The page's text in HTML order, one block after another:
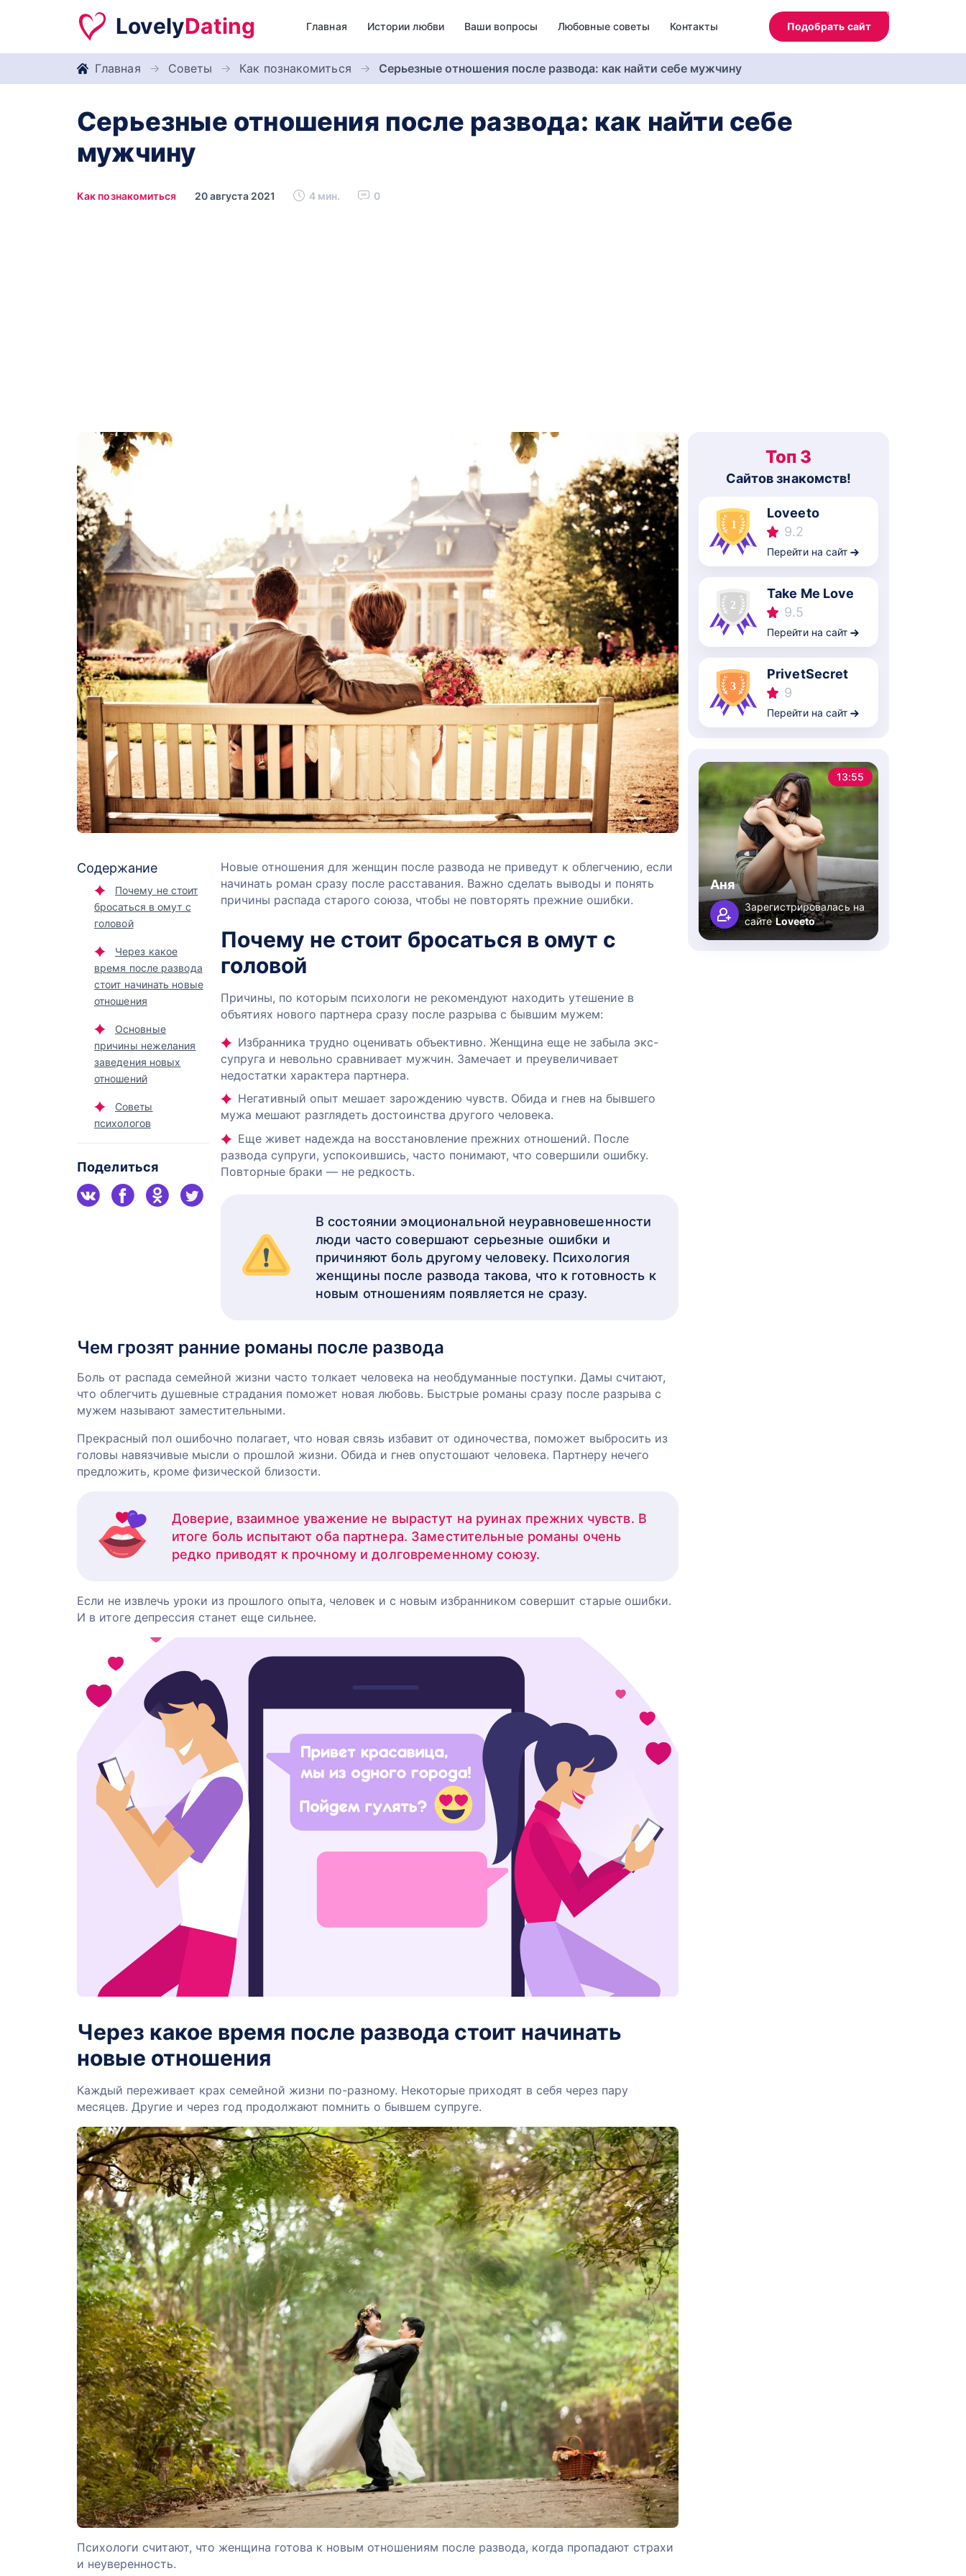
LovelyDating Главная Истории любви Ваши вопросы Любовные советы Контакты Подобрать сайт
Главная Советы Как познакомиться Серьезные отношения после развода: как найти себе мужчину
Серьезные отношения после развода: как найти себе
мужчину
Как познакомиться 20 августа 2021 4 мин. 0
Содержание
Почему не стоит
бросаться в омут с
головой
Через какое
время после развода
стоит начинать новые
отношения
Основные
причины нежелания
заведения новых
отношений
Советы
психологов
Поделиться
Новые отношения для женщин после развода не приведут к облегчению, если
начинать роман сразу после расставания. Важно сделать выводы и понять
причины распада старого союза, чтобы не повторять прежние ошибки.
Почему не стоит бросаться в омут с
головой
Причины, по которым психологи не рекомендуют находить утешение в
объятиях нового партнера сразу после разрыва с бывшим мужем:
Избранника трудно оценивать объективно. Женщина еще не забыла экс-
супруга и невольно сравнивает мужчин. Замечает и преувеличивает
недостатки характера партнера.
Негативный опыт мешает зарождению чувств. Обида и гнев на бывшего
мужа мешают разглядеть достоинства другого человека.
Еще живет надежда на восстановление прежних отношений. После
развода супруги, успокоившись, часто понимают, что совершили ошибку.
Повторные браки — не редкость.
В состоянии эмоциональной неуравновешенности
люди часто совершают серьезные ошибки и
причиняют боль другому человеку. Психология
женщины после развода такова, что к готовность к
новым отношениям появляется не сразу.
Чем грозят ранние романы после развода
Боль от распада семейной жизни часто толкает человека на необдуманные поступки. Дамы считают,
что облегчить душевные страдания поможет новая любовь. Быстрые романы сразу после разрыва с
мужем называют заместительными.
Прекрасный пол ошибочно полагает, что новая связь избавит от одиночества, поможет выбросить из
головы навязчивые мысли о прошлой жизни. Обида и гнев опустошают человека. Партнеру нечего
предложить, кроме физической близости.
Доверие, взаимное уважение не вырастут на руинах прежних чувств. В
итоге боль испытают оба партнера. Заместительные романы очень
редко приводят к прочному и долговременному союзу.
Если не извлечь уроки из прошлого опыта, человек и с новым избранником совершит старые ошибки.
И в итоге депрессия станет еще сильнее.
Через какое время после развода стоит начинать
новые отношения
Каждый переживает крах семейной жизни по-разному. Некоторые приходят в себя через пару
месяцев. Другие и через год продолжают помнить о бывшем супруге.
Психологи считают, что женщина готова к новым отношениям после развода, когда пропадают страхи
и неуверенность.
Топ 3
Cайтов знакомств!
Loveeto
9.2
Перейти на сайт
Take Me Love
9.5
Перейти на сайт
PrivetSecret
9
Перейти на сайт
13:55
Аня
Зарегистрировалась на
сайтеLoveeto